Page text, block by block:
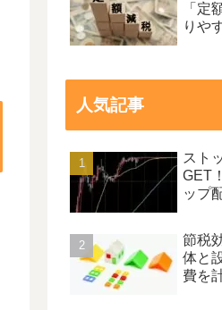
「定
りや
人気記事
スト
GET
ップ
節税
体と
費を